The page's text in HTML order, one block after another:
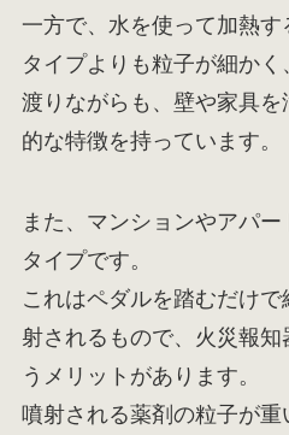
一方で、水を使って加熱
タイプよりも粒子が細か
渡りながらも、壁や家具
的な特徴を持っています。
また、マンションやアパ
タイプです。
これはペダルを踏むだけ
射されるもので、火災報
うメリットがあります。
噴射される薬剤の粒子が